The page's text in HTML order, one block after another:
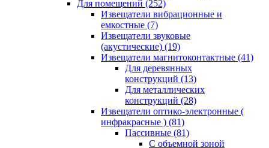
Для помещений (252)
Извещатели вибрационные и
емкостные (7)
Извещатели звуковые
(акустические) (19)
Извещатели магнитоконтактные (41)
Для деревянных
конструкций (13)
Для металлических
конструкций (28)
Извещатели оптико-электронные (
инфракрасные ) (81)
Пассивные (81)
С объемной зоной